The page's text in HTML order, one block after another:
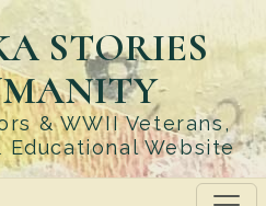
STORIES
& WWII Veterans,
Website